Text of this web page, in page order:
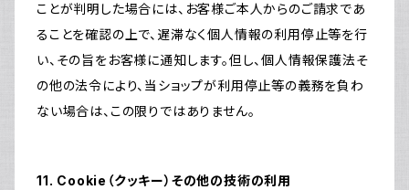
ことが判明した場合には、お客様ご本人からのご請求であ
ることを確認の上で、遅滞なく個人情報の利用停止等を行
い、その旨をお客様に通知します。但し、個人情報保護法そ
の他の法令により、当ショップが利用停止等の義務を負わ
ない場合は、この限りではありません。
11. Cookie（クッキー）その他の技術の利用